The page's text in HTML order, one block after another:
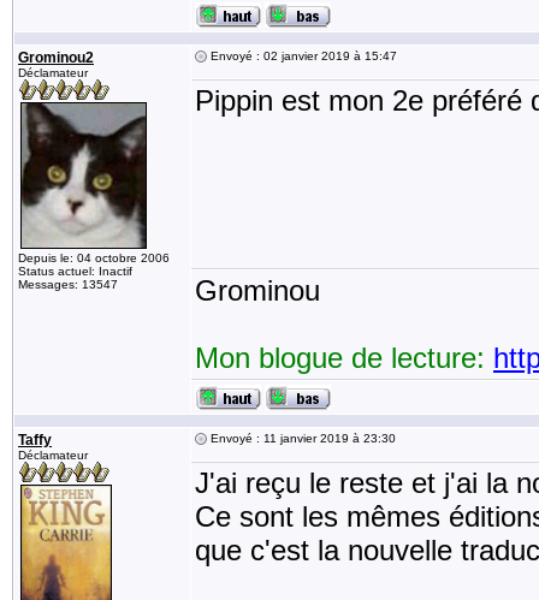
Grominou2
Déclamateur
Depuis le: 04 octobre 2006
Status actuel: Inactif
Messages: 13547
Envoyé : 02 janvier 2019 à 15:47
Pippin est mon 2e
Grominou
Mon blogue de lecture:
Taffy
Déclamateur
Envoyé : 11 janvier 2019 à 23:30
J'ai reçu le reste et j'ai la
Ce sont les mêmes
que c'est la nouvelle